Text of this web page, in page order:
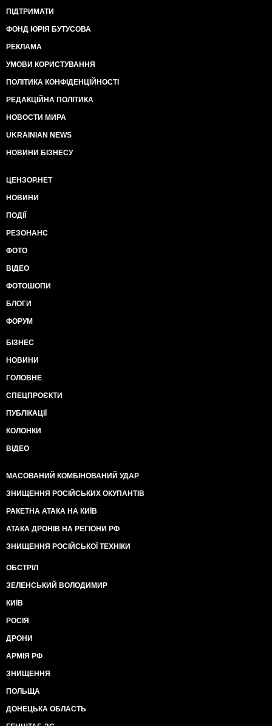
ПІДТРИМАТИ
ФОНД ЮРІЯ БУТУСОВА
РЕКЛАМА
УМОВИ КОРИСТУВАННЯ
ПОЛІТИКА КОНФІДЕНЦІЙНОСТІ
РЕДАКЦІЙНА ПОЛІТИКА
НОВОСТИ МИРА
UKRAINIAN NEWS
НОВИНИ БІЗНЕСУ
ЦЕНЗОР.НЕТ
НОВИНИ
ПОДІЇ
РЕЗОНАНС
ФОТО
ВІДЕО
ФОТОШОПИ
БЛОГИ
ФОРУМ
БІЗНЕС
НОВИНИ
ГОЛОВНЕ
СПЕЦПРОЄКТИ
ПУБЛІКАЦІЇ
КОЛОНКИ
ВІДЕО
МАСОВАНИЙ КОМБІНОВАНИЙ УДАР
ЗНИЩЕННЯ РОСІЙСЬКИХ ОКУПАНТІВ
РАКЕТНА АТАКА НА КИЇВ
АТАКА ДРОНІВ НА РЕГІОНИ РФ
ЗНИЩЕННЯ РОСІЙСЬКОЇ ТЕХНІКИ
ОБСТРІЛ
ЗЕЛЕНСЬКИЙ ВОЛОДИМИР
КИЇВ
РОСІЯ
ДРОНИ
АРМІЯ РФ
ЗНИЩЕННЯ
ПОЛЬЩА
ДОНЕЦЬКА ОБЛАСТЬ